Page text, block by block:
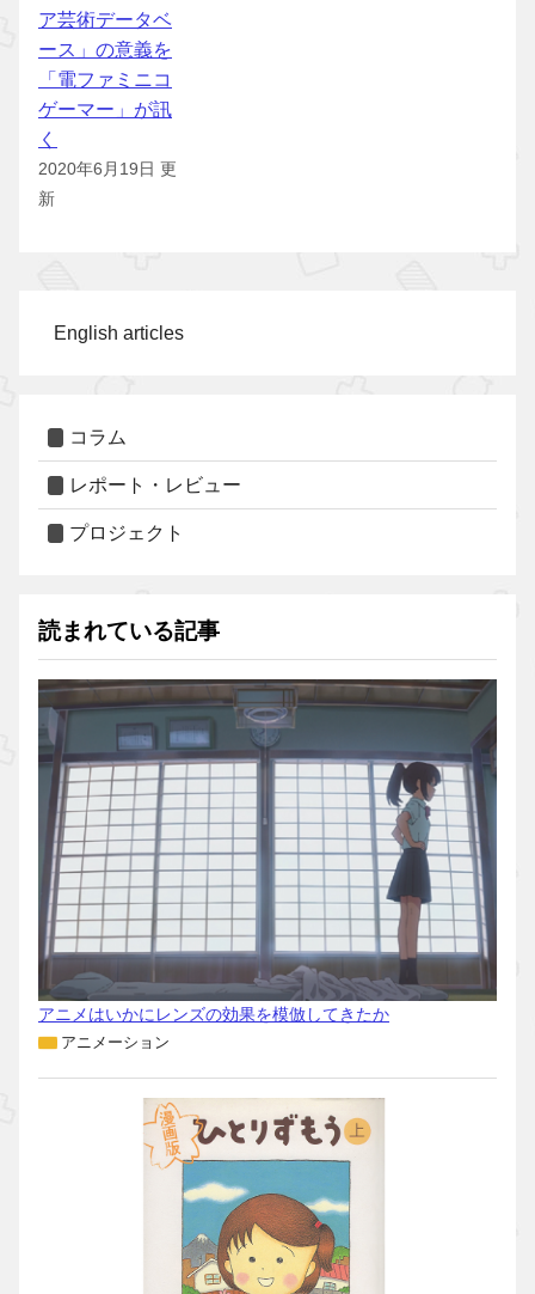
ア芸術データベ
ース」の意義を
「電ファミニコ
ゲーマー」が訊
く
2020年6月19日 更
新
English articles
コラム
レポート・レビュー
プロジェクト
読まれている記事
アニメはいかにレンズの効果を模倣してきたか
アニメーション